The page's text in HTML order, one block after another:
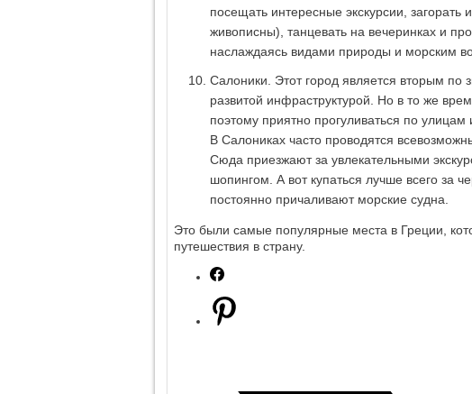
посещать интересные экскурсии,
живописны), танцевать на вечеринках и
наслаждаясь видами природы и морским
Салоники. Этот город является вторым по
развитой инфраструктурой. Но в то же
поэтому приятно прогуливаться по
В Салониках часто проводятся
Сюда приезжают за увлекательными
шопингом. А вот купаться лучше всего за
постоянно причаливают морские судна.
Это были самые популярные места в Греции,
путешествия в страну.